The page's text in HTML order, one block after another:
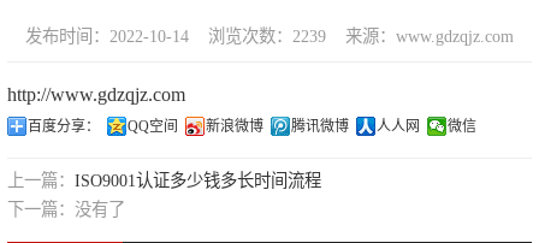
发布时间：2022-10-14 浏览次数：2239 来源：www.gdzqjz.com
http://www.gdzqjz.com
百度分享： QQ空间 新浪微博 腾讯微博 人人网 微信
上一篇： ISO9001认证多少钱多长时间流程
下一篇： 没有了
品牌服务认证
可靠性管理体系认证
培训管理体系认证